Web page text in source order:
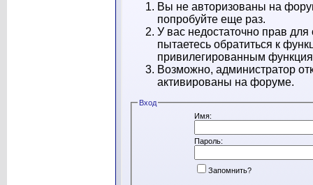
Вы не авторизованы на
попробуйте еще раз.
У вас недостаточно прав
пытаетесь обратиться к
привилегированным
Возможно, администратор
активированы на форуме.
Вход
Имя:
Пароль:
Запомнить?